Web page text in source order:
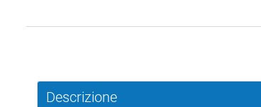
Descrizione